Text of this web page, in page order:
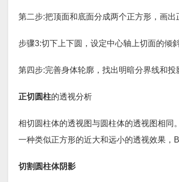
第二步:把顶面和底面分成两个正方形，画出
步骤3:切下上下圆，设定中心轴上切面的倾
第四步:完善身体轮廓，找出明暗分界线和
正切圆柱的透视分析
相切圆柱体的透视图与圆柱体的透视图相同
一种类似正方形的近大和远小的透视效果，
切割圆柱体阴影